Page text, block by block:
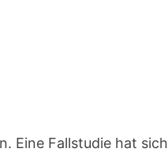
Eine Fallstudie hat sich